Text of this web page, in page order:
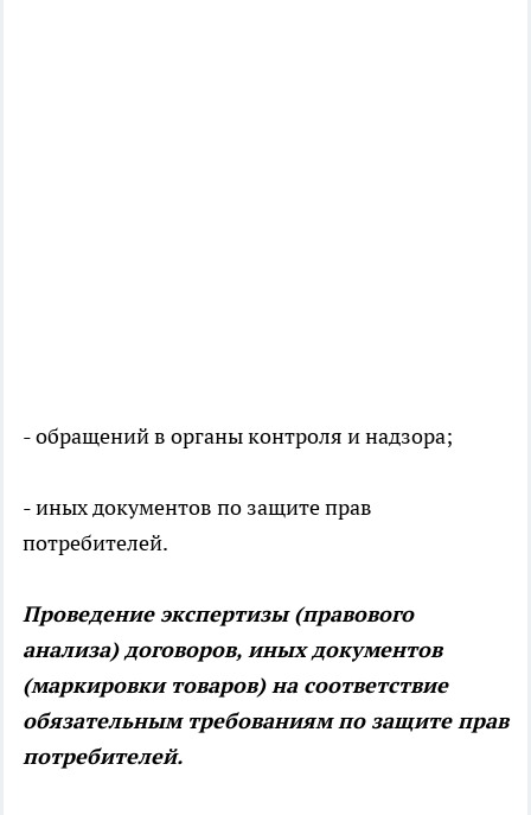
- обращений в органы контроля и надзора;
- иных документов по защите прав
потребителей.
Проведение экспертизы (правового
анализа) договоров, иных документов
(маркировки товаров) на соответствие
обязательным требованиям по защите прав
потребителей.